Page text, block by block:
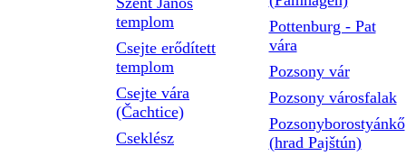
templom
Csejte erődített
templom
Csejte vára
(Čachtice)
Cseklész
Pottenburg - Pat
vára
Pozsony vár
Pozsony városfalak
Pozsonyborostyánkő
(hrad Pajštún)